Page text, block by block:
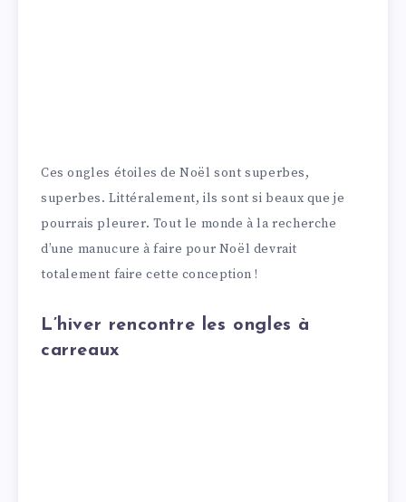
Ces ongles étoiles de Noël sont superbes,
superbes. Littéralement, ils sont si beaux que je
pourrais pleurer. Tout le monde à la recherche
d’une manucure à faire pour Noël devrait
totalement faire cette conception !
L’hiver rencontre les ongles à
carreaux